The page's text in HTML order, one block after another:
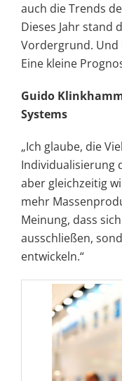
auch die Trends
Dieses Jahr stand
Vordergrund. Und
Eine kleine
Guido
Systems
„Ich glaube, die
Individualisierung
aber gleichzeitig
mehr
Meinung, dass
ausschließen,
entwickeln.“